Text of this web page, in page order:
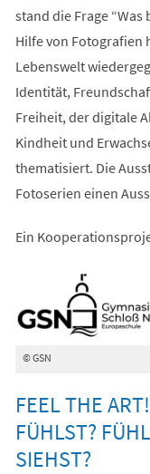
stand die Frage
Hilfe von Fotografien
Lebenswelt
Identität,
Freiheit, der digitale
Kindheit und
thematisiert. Die
Fotoserien einen
Ein
© GSN
FEEL THE
FÜHLST?
SIEHST?